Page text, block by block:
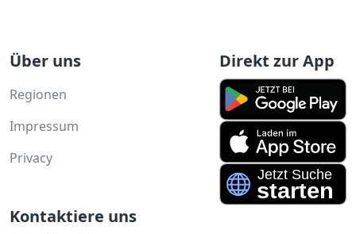
Über uns
Regionen
Impressum
Privacy
Direkt zur App
Kontaktiere uns